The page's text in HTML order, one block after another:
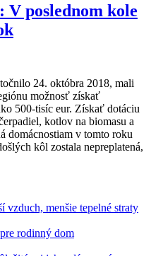
V poslednom kole
24. októbra 2018, mali
možnosť získať
500-tisíc eur. Získať dotáciu
kotlov na biomasu a
domácnostiam v tomto roku
kôl zostala nepreplatená,
vzduch, menšie tepelné straty
rodinný dom